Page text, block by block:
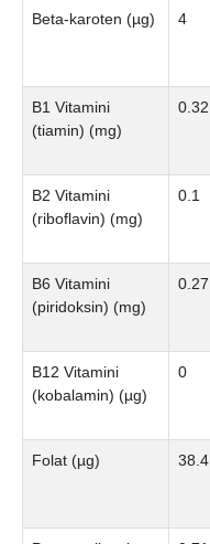
Beta-karoten (µg) 4
B1 Vitamini
(tiamin) (mg)
0.32
B2 Vitamini
(riboflavin) (mg)
0.1
B6 Vitamini
(piridoksin) (mg)
0.27
B12 Vitamini
(kobalamin) (µg)
0
Folat (µg) 38.4